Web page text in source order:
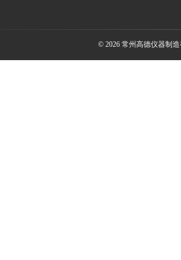
© 2026 常州高德仪器制